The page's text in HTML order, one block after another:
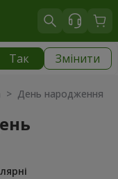
Так Змінити
> День народження